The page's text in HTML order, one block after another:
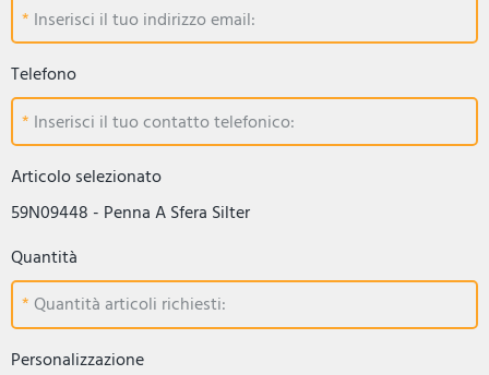
Inserisci il tuo indirizzo email:
Telefono
Inserisci il tuo contatto telefonico:
Articolo selezionato
59N09448 - Penna A Sfera Silter
Quantità
Quantità articoli richiesti:
Personalizzazione